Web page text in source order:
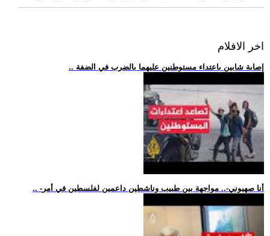
اخر الافلام
.. إصابة شابين باعتداء مستوطنين عليهما بالضرب في الضفة
.. -أنا صهيوني-.. مواجهة بين طبيب وناشطين داعمين لفلسطين في أمر